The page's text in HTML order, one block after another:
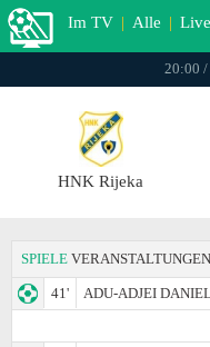
Im TV | Alle | Live
20:00 /
HNK Rijeka
SPIELE VERANSTALTUNGEN
41'
ADU-ADJEI